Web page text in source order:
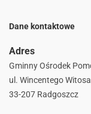
Dane kontaktowe
Adres
Gminny Ośrodek
ul. Wincentego
33-207 Radgoszcz